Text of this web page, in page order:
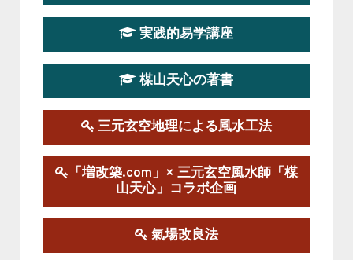
第19期立命塾実践的四柱推命学講座
2026-03-20～2026-07-19
第１９期立命塾実践的風水学講座
この講座の募集は終了しました。
陰宅三元玄空風水講座
2025-06-07～2025-06-08
この講座の募集は終了しました。
第１８期立命塾『実践的易学講座』
実践的易学講座
楳山天心の著書
三元玄空地理による風水工法
「増改築.com」× 三元玄空風水師「楳
山天心」コラボ企画
氣場改良法